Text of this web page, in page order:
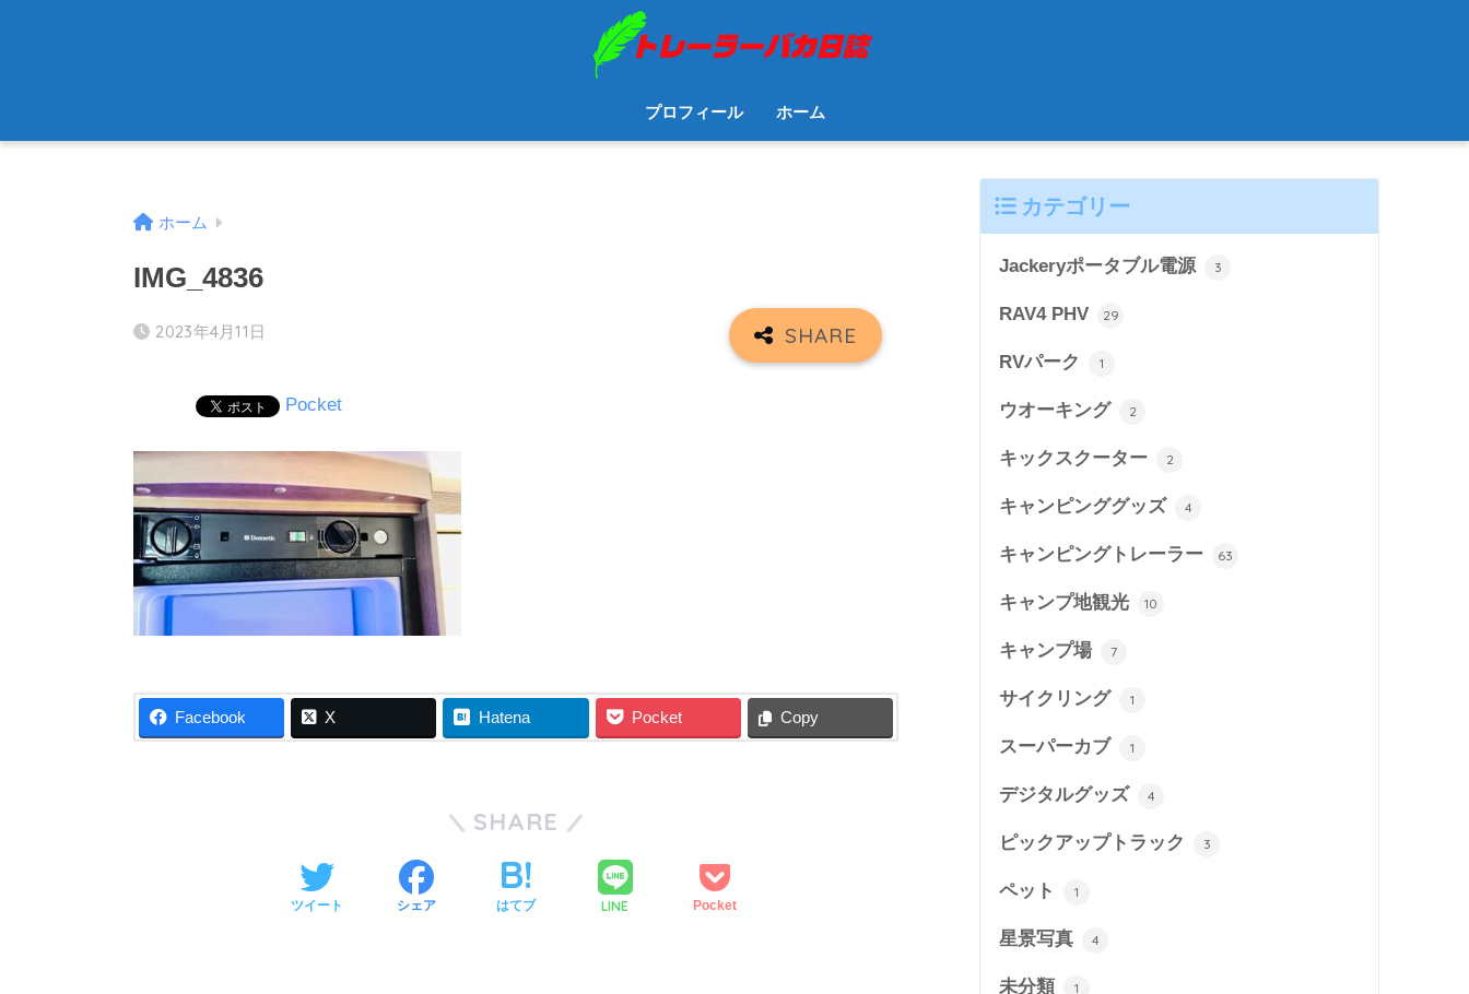
プロフィール ホーム
ホーム
IMG_4836
2023年4月11日
Pocket
Facebook X Hatena Pocket Copy
SHARE
ツイート シェア はてブ LINE Pocket
カテゴリー
Jackeryポータブル電源 3
RAV4 PHV 29
RVパーク 1
ウオーキング 2
キックスクーター 2
キャンピンググッズ 4
キャンピングトレーラー 63
キャンプ地観光 10
キャンプ場 7
サイクリング 1
スーパーカブ 1
デジタルグッズ 4
ピックアップトラック 3
ペット 1
星景写真 4
未分類 1